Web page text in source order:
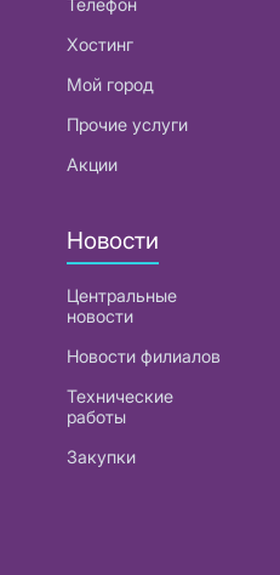
Телефон
Хостинг
Мой город
Прочие услуги
Акции
Новости
Центральные
новости
Новости филиалов
Технические
работы
Закупки